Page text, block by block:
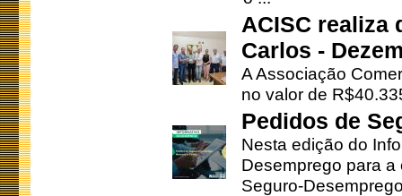
ACISC realiza
Carlos -
A Associação
no valor de
Pedidos de
Nesta edição do
Desemprego para
Seguro-